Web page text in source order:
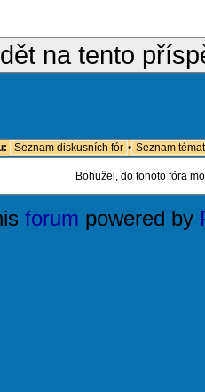
na tento
Seznam diskusních fór • Seznam témat
Bohužel, do tohoto fóra
forum powered by